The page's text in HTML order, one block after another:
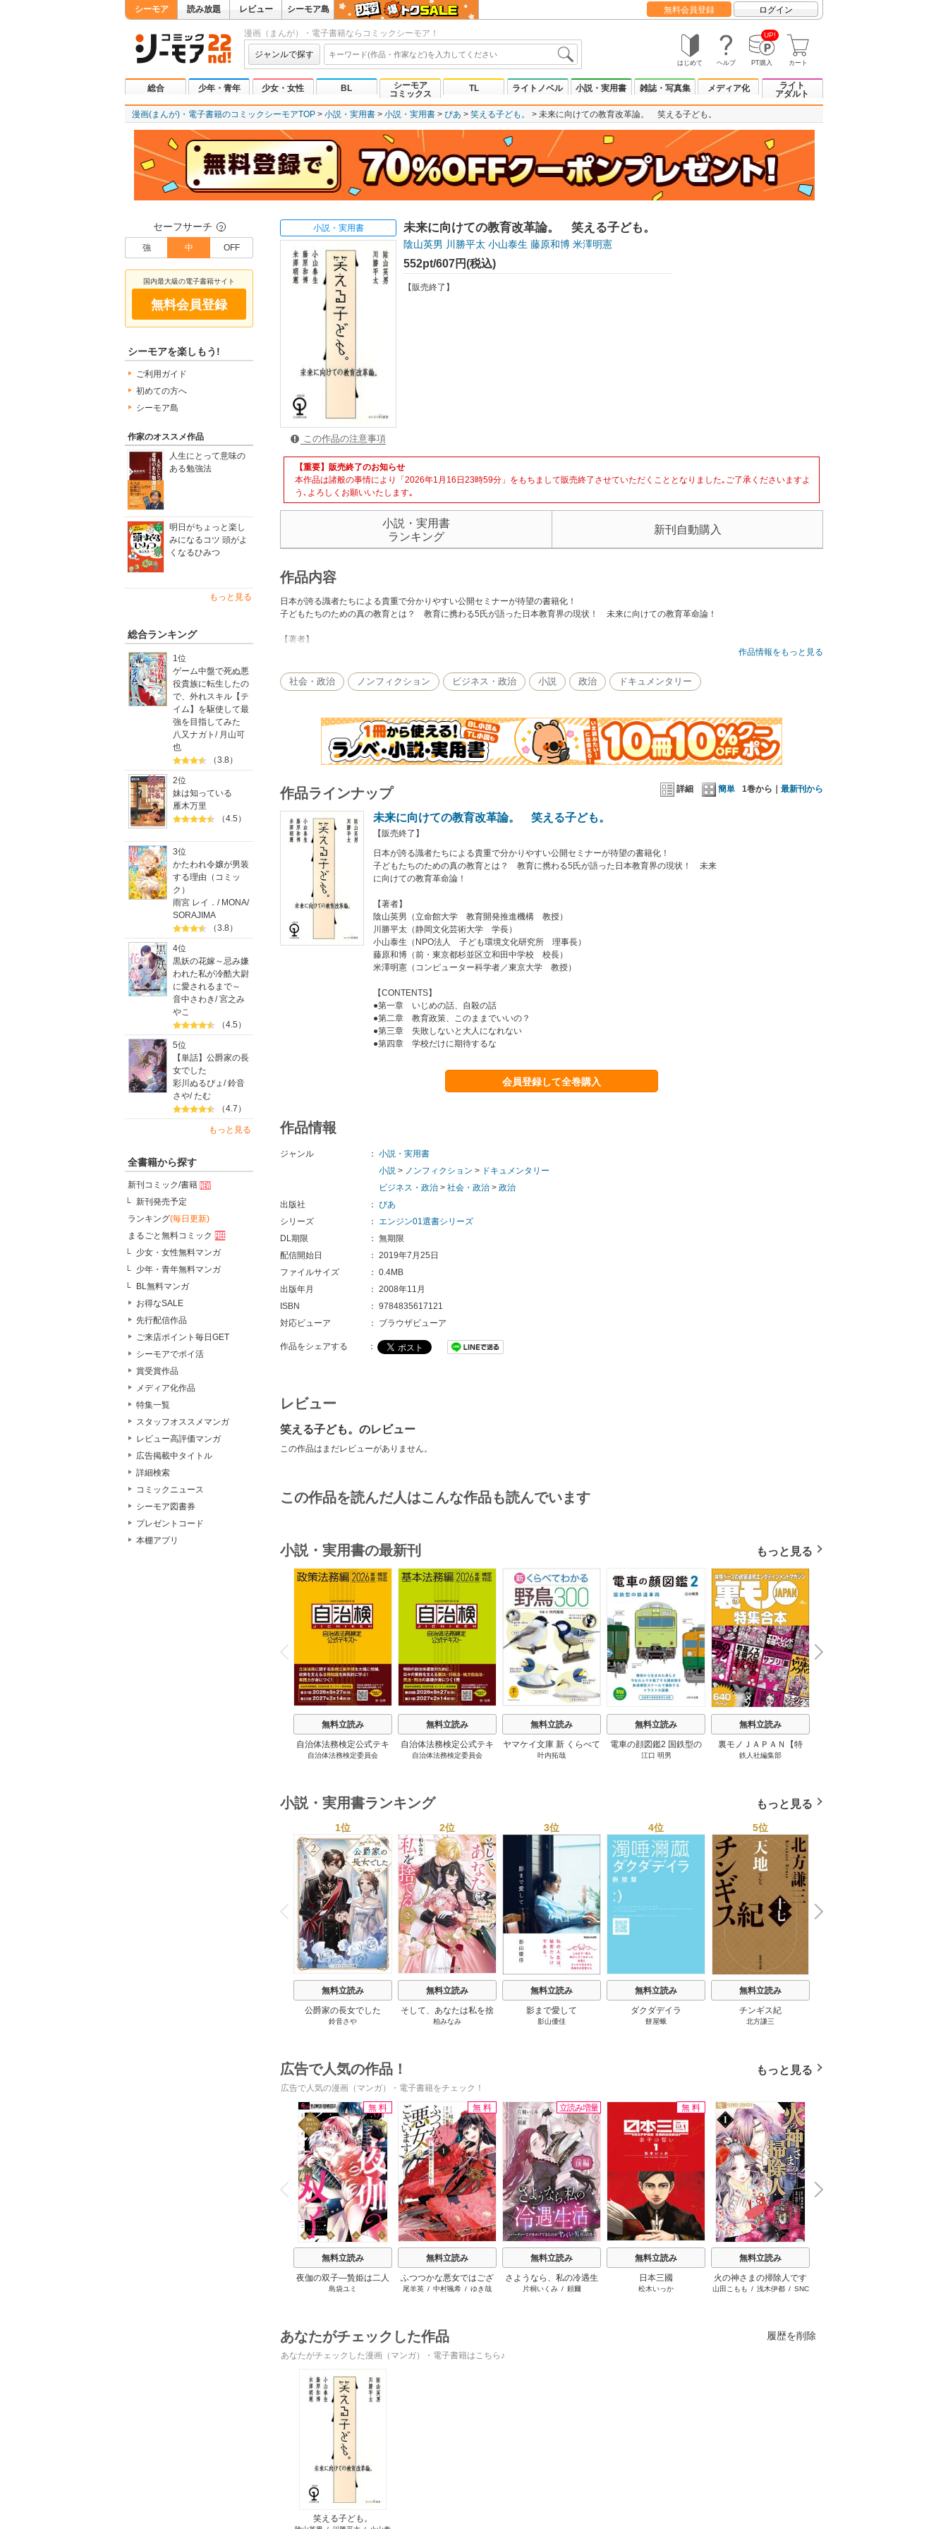
シーモア 読み放題 レビュー シーモア島 無料会員登録 ログイン
漫画（まんが）・電子書籍ならコミックシーモア！
ジャンルで探す
はじめて ヘルプ
UP!
PT購入 カート
総合 少年・青年 少女・女性 BL
シーモア
コミックス
TL ライトノベル 小説・実用書 雑誌・写真集 メディア化
ライト
アダルト
漫画(まんが)・電子書籍のコミックシーモアTOP 小説・実用書 小説・実用書 ぴあ 笑える子ども。 未来に向けての教育改革論。 笑える子ども。
セーフサーチ ？
強 中 OFF
国内最大級の電子書籍サイト
無料会員登録
シーモアを楽しもう!
ご利用ガイド
初めての方へ
シーモア島
作家のオススメ作品
人生にとって意味の
ある勉強法
明日がちょっと楽し
みになるコツ 頭がよ
くなるひみつ
もっと見る
総合ランキング
1位
ゲーム中盤で死ぬ悪
役貴族に転生したの
で、外れスキル【テ
イム】を駆使して最
強を目指してみた
八又ナガト / 月山可
也
（3.8）
2位
妹は知っている
雁木万里
（4.5）
3位
かたわれ令嬢が男装
する理由（コミッ
ク）
雨宮 レイ． / MONA/
SORAJIMA
（3.8）
4位
黒妖の花嫁～忌み嫌
われた私が冷酷大尉
に愛されるまで～
音中さわき/宮之み
やこ
（4.5）
5位
【単話】公爵家の長
女でした
彩川ぬるぴょ /鈴音
さや/たむ
（4.7）
もっと見る
全書籍から探す
新刊コミック/書籍
新刊発売予定
ランキング(毎日更新)
まるごと無料コミック
少女・女性無料マンガ
少年・青年無料マンガ
BL無料マンガ
お得なSALE
先行配信作品
ご来店ポイント毎日GET
シーモアでポイ活
賞受賞作品
メディア化作品
特集一覧
スタッフオススメマンガ
レビュー高評価マンガ
広告掲載中タイトル
詳細検索
コミックニュース
シーモア図書券
プレゼントコード
本棚アプリ
小説・実用書
この作品の注意事項
未来に向けての教育改革論。 笑える子ども。
陰山英男 川勝平太 小山泰生 藤原和博 米澤明憲
552pt/607円(税込)
【販売終了】
【重要】販売終了のお知らせ
本作品は諸般の事情により「2026年1月16日23時59分」をもちまして販売終了させていただくこととなりました｡ご了承くださいますよ
う､よろしくお願いいたします｡
小説・実用書
ランキング
新刊自動購入
作品内容
日本が誇る識者たちによる貴重で分かりやすい公開セミナーが待望の書籍化！
子どもたちのための真の教育とは？ 教育に携わる5氏が語った日本教育界の現状！ 未来に向けての教育革命論！
【著者】
小山泰生（NPO法人 子ども環境文化研究所 理事長）
藤原和博（前・東京都杉並区立和田中学校 校長）
【CONTENTS】
●第一章 いじめの話、自殺の話
●第二章 教育政策、このままでいいの？
●第三章 失敗しないと大人になれない
作品情報をもっと見る
社会・政治 ノンフィクション ビジネス・政治 小説 政治 ドキュメンタリー
詳細 簡単 1巻から｜ 最新刊から
作品ラインナップ
未来に向けての教育改革論。 笑える子ども。
【販売終了】
日本が誇る識者たちによる貴重で分かりやすい公開セミナーが待望の書籍化！
子どもたちのための真の教育とは？ 教育に携わる5氏が語った日本教育界の現状！ 未来
に向けての教育革命論！
【著者】
陰山英男（立命館大学 教育開発推進機構 教授）
川勝平太（静岡文化芸術大学 学長）
小山泰生（NPO法人 子ども環境文化研究所 理事長）
藤原和博（前・東京都杉並区立和田中学校 校長）
米澤明憲（コンピューター科学者／東京大学 教授）
【CONTENTS】
●第一章 いじめの話、自殺の話
●第二章 教育政策、このままでいいの？
●第三章 失敗しないと大人になれない
●第四章 学校だけに期待するな
会員登録して全巻購入
作品情報
ジャンル ： 小説・実用書
小説 > ノンフィクション > ドキュメンタリー
ビジネス・政治 > 社会・政治 > 政治
出版社
： ぴあ
シリーズ
：
エンジン01選書シリーズ
DL期限
： 無期限
配信開始日
： 2019年7月25日
ファイルサイズ
： 0.4MB
出版年月
： 2008年11月
ISBN
： 9784835617121
対応ビューア
： ブラウザビューア
作品をシェアする ：
レビュー
笑える子ども。のレビュー
この作品はまだレビューがありません。
この作品を読んだ人はこんな作品も読んでいます
小説・実用書の最新刊 もっと見る
P
r
e
i
o
u
s
無料立読み
自治体法務検定公式テキ
スト 政策法務編 ２０
自治体法務検定委員会
無料立読み
自治体法務検定公式テキ
スト 基本法務編 ２０
自治体法務検定委員会
無料立読み
ヤマケイ文庫 新 くらべて
わかる野鳥300 1巻
叶内拓哉
無料立読み
電車の顔図鑑2 国鉄型の
鉄道車両 1巻
江口 明男
無料立読み
裏モノＪＡＰＡＮ【特
集】★超ボリューム版６
トレンド年間ベスト★お
学ぶ★夢のようなエロい
楽園３０ 1巻
鉄人社編集部
N
e
x
t
小説・実用書ランキング もっと見る
P
r
e
v
i
o
u
s
1位
無料立読み
公爵家の長女でした
鈴音さや
2位
無料立読み
そして、あなたは私を捨
てる
柏みなみ
3位
無料立読み
影まで愛して
影山優佳
4位
無料立読み
ダクダデイラ
餅屋蛾
5位
無料立読み
チンギス紀
北方謙三
N
x
広告で人気の作品！ もっと見る
広告で人気の漫画（マンガ）・電子書籍をチェック！
P
r
e
v
i
o
u
s
無料
無料立読み
夜伽の双子―贄姫は二人
の王子に愛される―
島袋ユミ
無料
無料立読み
ふつつかな悪女ではござ
いますが ～雛宮蝶鼠とり
尾羊英 / 中村颯希 / ゆき哉
立読み増量
無料立読み
さようなら、私の冷遇生
活 ～パーティーで声をか
片桐いくみ/ 頼爾
無料
無料立読み
日本三國
松木いっか
無料立読み
火の神さまの掃除人です
が、いつの間にか花嫁と
山田こもも / 浅木伊都/ SNC
N
e
x
t
あなたがチェックした作品 履歴を削除
あなたがチェックした漫画（マンガ）・電子書籍はこちら♪
笑える子ども。